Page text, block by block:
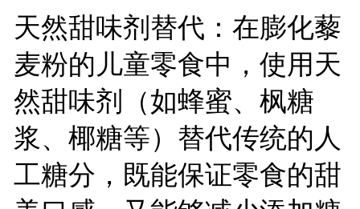
天然甜味剂替代：在膨化藜
麦粉的儿童零食中，使用天
然甜味剂（如蜂蜜、枫糖
浆、椰糖等）替代传统的人
工糖分，既能保证零食的甜